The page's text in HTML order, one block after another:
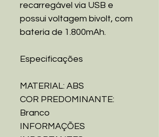
recarregável via USB e
possui voltagem bivolt, com
bateria de 1.800mAh.
Especificações
MATERIAL: ABS
COR PREDOMINANTE:
Branco
INFORMAÇÕES